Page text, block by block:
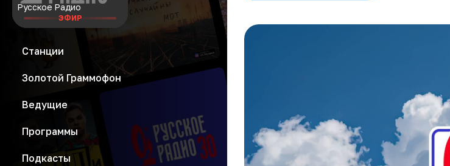
Русское Радио
ЭФИР
Станции
Золотой Граммофон
Ведущие
Программы
Подкасты